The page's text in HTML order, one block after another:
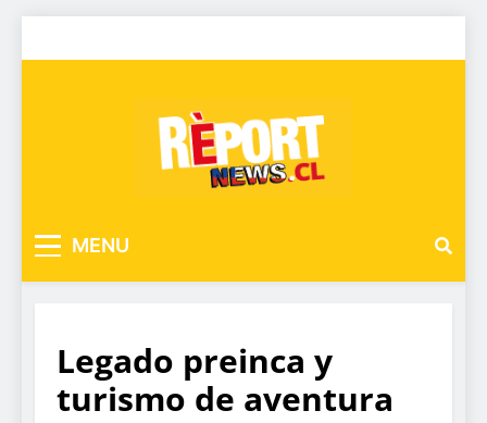
MENU
Legado preinca y
turismo de aventura